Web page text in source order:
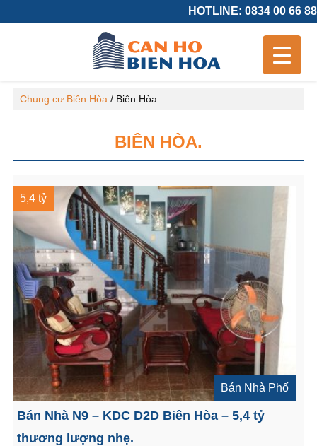
HOTLINE: 0834 00 66 88
Chung cư Biên Hòa / Biên Hòa.
BIÊN HÒA.
5,4 tỷ
Bán Nhà Phố
Bán Nhà N9 – KDC D2D Biên Hòa – 5,4 tỷ
thương lượng nhẹ.